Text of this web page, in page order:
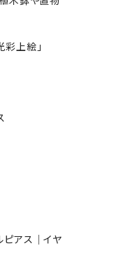
彩上絵」
ピアス｜イヤ